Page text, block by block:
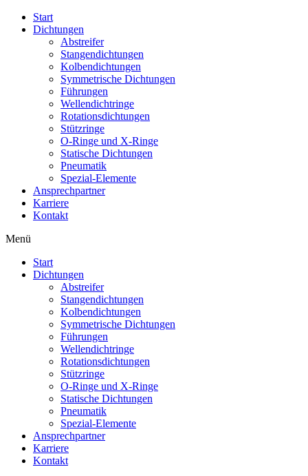
Start
Dichtungen
Abstreifer
Stangendichtungen
Kolbendichtungen
Symmetrische Dichtungen
Führungen
Wellendichtringe
Rotationsdichtungen
Stützringe
O-Ringe und X-Ringe
Statische Dichtungen
Pneumatik
Spezial-Elemente
Ansprechpartner
Karriere
Kontakt
Menü
Start
Dichtungen
Abstreifer
Stangendichtungen
Kolbendichtungen
Symmetrische Dichtungen
Führungen
Wellendichtringe
Rotationsdichtungen
Stützringe
O-Ringe und X-Ringe
Statische Dichtungen
Pneumatik
Spezial-Elemente
Ansprechpartner
Karriere
Kontakt